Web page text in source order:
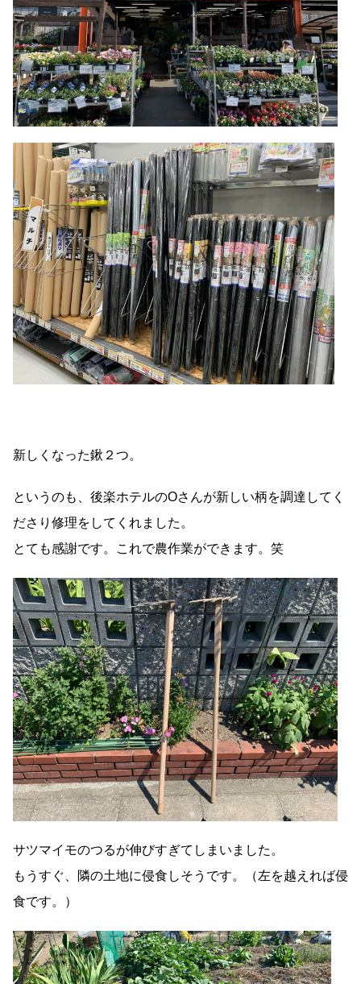
新しくなった鍬２つ。
というのも、後楽ホテルのOさんが新しい柄を調達してく
ださり修理をしてくれました。
とても感謝です。これで農作業ができます。笑
サツマイモのつるが伸びすぎてしまいました。
もうすぐ、隣の土地に侵食しそうです。（左を越えれば侵
食です。）